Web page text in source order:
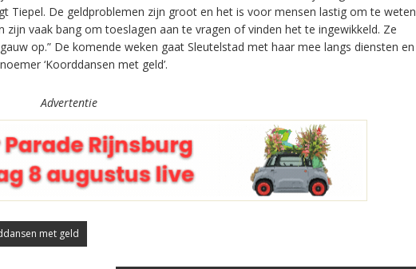
Tiepel. De geldproblemen zijn groot en het is voor mensen lastig om te weten
zijn vaak bang om toeslagen aan te vragen of vinden het te ingewikkeld. Ze
op.” De komende weken gaat Sleutelstad met haar mee langs diensten en
‘Koorddansen met geld’.
Advertentie
met geld